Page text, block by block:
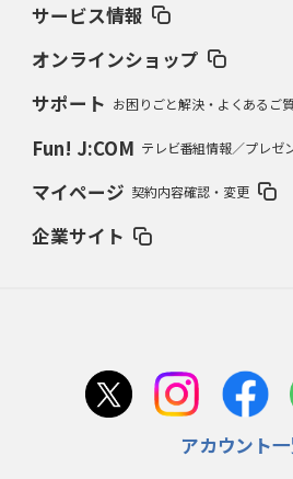
サービス情報
オンラインショップ
サポート お困りごと解決・よくあるご
Fun! J:COM テレビ番組情報／プレゼ
マイページ 契約内容確認・変更
企業サイト
アカウント